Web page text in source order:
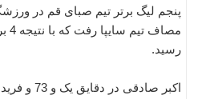
پنجم لیگ برتر تیم صبای قم در
رسید.
اکبر صادقی